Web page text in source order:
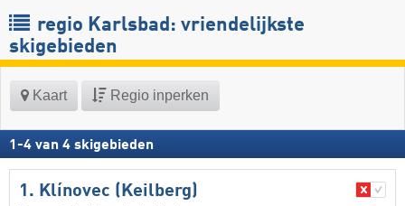
regio Karlsbad: vriendelijkste
skigebieden
Kaart Regio inperken
1 -4 van 4 skigebieden
1. Klínovec (Keilberg)